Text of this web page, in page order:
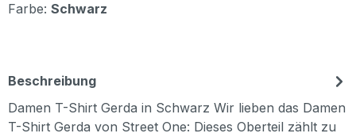
Farbe: Schwarz
Beschreibung
Damen T-Shirt Gerda in Schwarz Wir lieben das Damen
T-Shirt Gerda von Street One: Dieses Oberteil zählt zu